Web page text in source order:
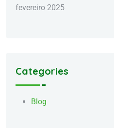
fevereiro 2025
Categories
Blog